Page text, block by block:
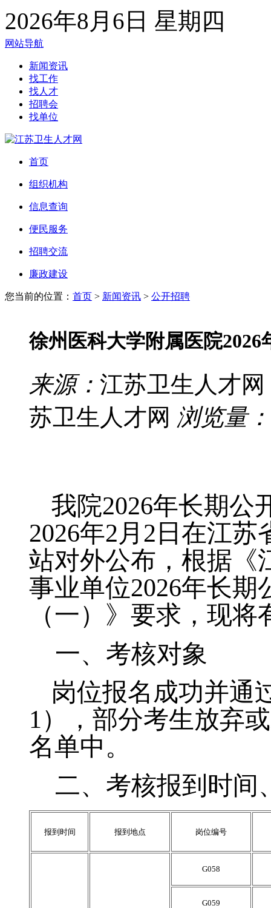
2026年8月6日 星期四
网站导航
新闻资讯
找工作
找人才
招聘会
找单位
首页
组织机构
信息查询
便民服务
招聘交流
廉政建设
您当前的位置： 首页 > 新闻资讯 > 公开招聘
徐州医科大学附属医院
来源： 江苏卫生人才网
苏卫生人才网 浏览量：
我院2026年长期公
2026年2 月 2 日在江苏
站对外公布，根据《
事业单位2026年长期
（一） 》要求 ，现
一、考核对象
岗位报名成功并通
1），部分考生放弃
名单中。
二、考核报到时间
报到时间 报到地点 岗位编号
G058
G059